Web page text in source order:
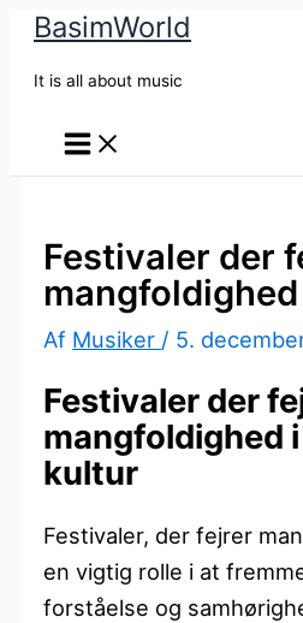
BasimWorld
It is all about music
Festivaler der
mangfoldighed
Af Musiker / 5.
Festivaler der
mangfoldighed
kultur
Festivaler, der fejrer
en vigtig rolle i at
forståelse og